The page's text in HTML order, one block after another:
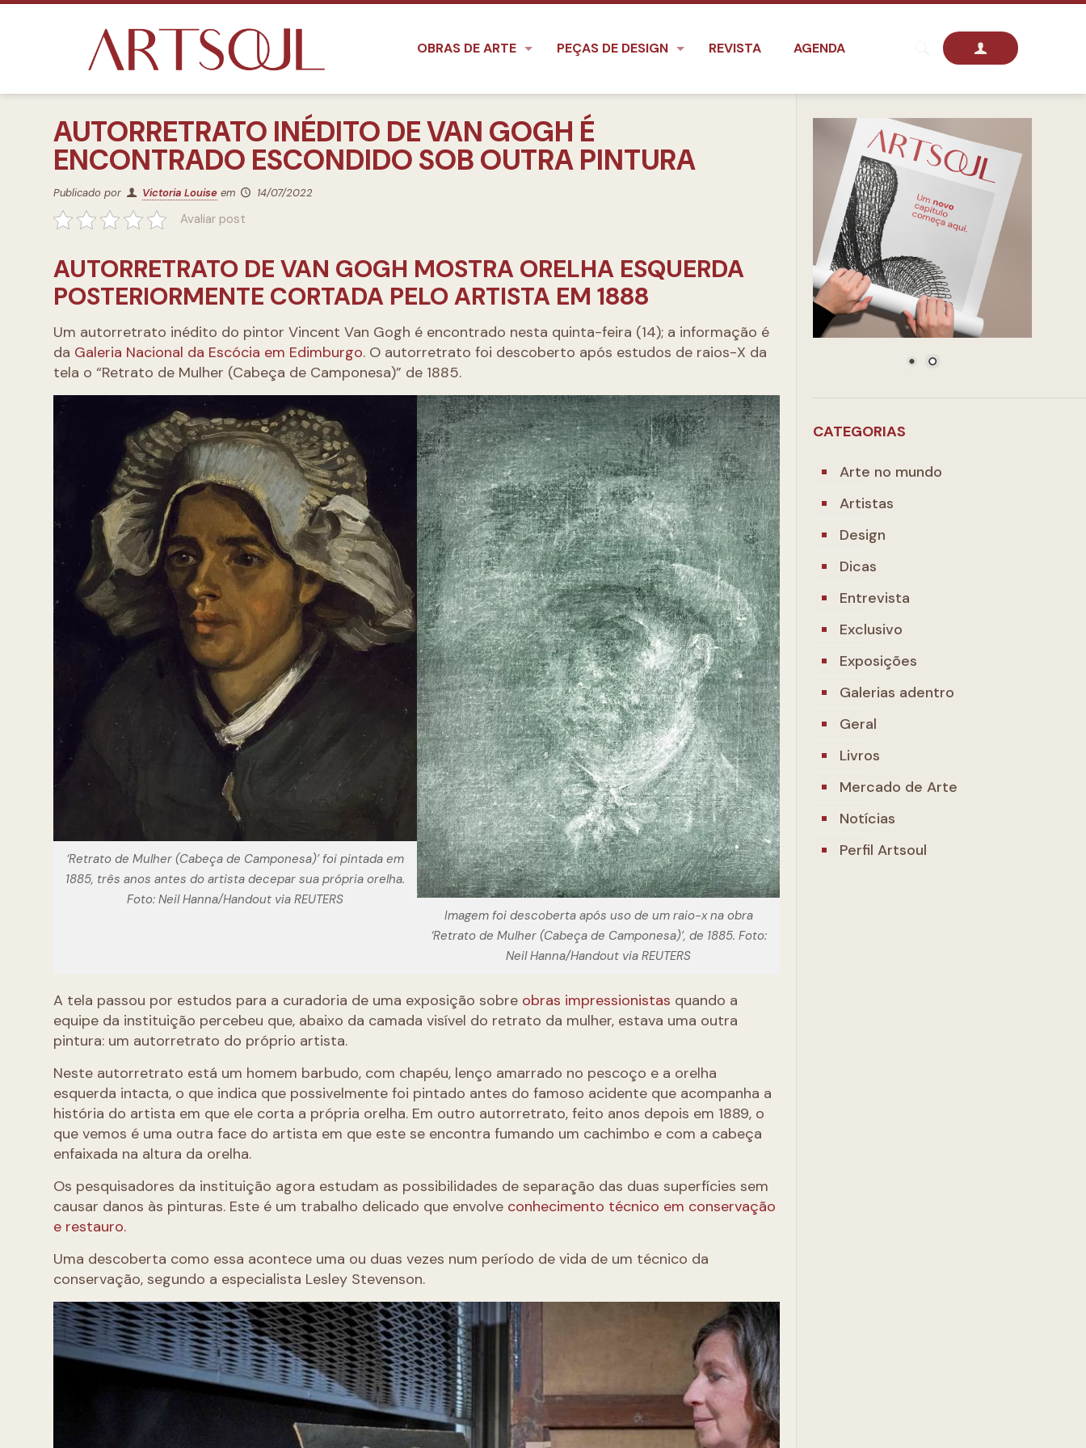
OBRAS DE ARTE PEÇAS DE DESIGN REVISTA AGENDA
AUTORRETRATO INÉDITO DE VAN GOGH É
ENCONTRADO ESCONDIDO SOB OUTRA PINTURA
Publicado por Victoria Louise em 14/07/2022
Avaliar post
AUTORRETRATO DE VAN GOGH MOSTRA ORELHA ESQUERDA
POSTERIORMENTE CORTADA PELO ARTISTA EM 1888
Um autorretrato inédito do pintor Vincent Van Gogh é encontrado nesta quinta-feira (14); a informação é
da Galeria Nacional da Escócia em Edimburgo. O autorretrato foi descoberto após estudos de raios-X da
tela o “Retrato de Mulher (Cabeça de Camponesa)” de 1885.
‘Retrato de Mulher (Cabeça de Camponesa)’ foi pintada em
1885, três anos antes do artista decepar sua própria orelha.
Foto: Neil Hanna/Handout via REUTERS
Imagem foi descoberta após uso de um raio-x na obra
‘Retrato de Mulher (Cabeça de Camponesa)’, de 1885. Foto:
Neil Hanna/Handout via REUTERS
A tela passou por estudos para a curadoria de uma exposição sobre obras impressionistas quando a
equipe da instituição percebeu que, abaixo da camada visível do retrato da mulher, estava uma outra
pintura: um autorretrato do próprio artista.
Neste autorretrato está um homem barbudo, com chapéu, lenço amarrado no pescoço e a orelha
esquerda intacta, o que indica que possivelmente foi pintado antes do famoso acidente que acompanha a
história do artista em que ele corta a própria orelha. Em outro autorretrato, feito anos depois em 1889, o
que vemos é uma outra face do artista em que este se encontra fumando um cachimbo e com a cabeça
enfaixada na altura da orelha.
Os pesquisadores da instituição agora estudam as possibilidades de separação das duas superfícies sem
causar danos às pinturas. Este é um trabalho delicado que envolve conhecimento técnico em conservação
e restauro.
Uma descoberta como essa acontece uma ou duas vezes num período de vida de um técnico da
conservação, segundo a especialista Lesley Stevenson.
CATEGORIAS
Arte no mundo
Artistas
Design
Dicas
Entrevista
Exclusivo
Exposições
Galerias adentro
Geral
Livros
Mercado de Arte
Notícias
Perfil Artsoul